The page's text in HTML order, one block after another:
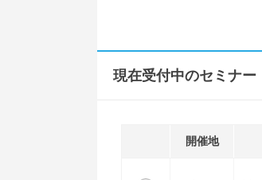
現在受付中のセミナー
開催地